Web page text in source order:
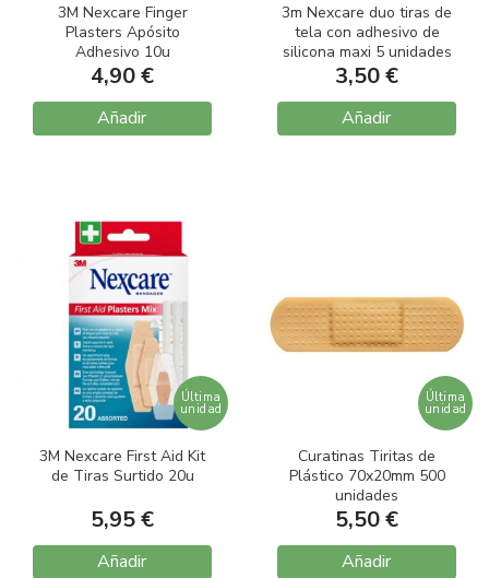
3M Nexcare Finger
Plasters Apósito
Adhesivo 10u
4,90 €
Añadir
3m Nexcare duo tiras de
tela con adhesivo de
silicona maxi 5 unidades
3,50 €
Añadir
Última
unidad
3M Nexcare First Aid Kit
de Tiras Surtido 20u
5,95 €
Añadir
Última
unidad
Curatinas Tiritas de
Plástico 70x20mm 500
unidades
5,50 €
Añadir